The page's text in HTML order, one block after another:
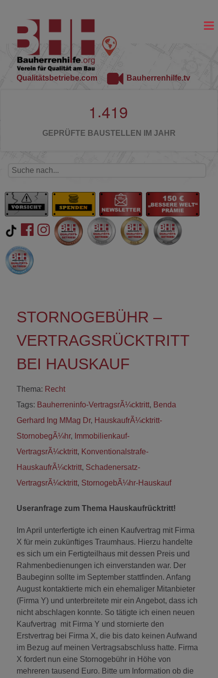
Qualitätsbetriebe.com Bauherrenhilfe.tv
1 .419
GEPRÜFTE BAUSTELLEN IM JAHR
STORNOGEBÜHR –
VERTRAGSRÜCKTRITT
BEI HAUSKAUF
Thema: Recht
Tags: Bauherreninfo-VertragsrÃ¼cktritt, Benda
Gerhard Ing MMag Dr, HauskaufrÃ¼cktritt-
StornobegÃ¼hr, Immobilienkauf-
VertragsrÃ¼cktritt, Konventionalstrafe-
HauskaufrÃ¼cktritt, Schadenersatz-
VertragsrÃ¼cktritt, StornogebÃ¼hr-Hauskauf
Useranfrage zum Thema Hauskaufrücktritt!
Im April unterfertigte ich einen Kaufvertrag mit Firma
X für mein zukünftiges Traumhaus. Hierzu handelte
es sich um ein Fertigteilhaus mit dessen Preis und
Rahmenbedienungen ich einverstanden war. Der
Baubeginn sollte im September stattfinden. Anfang
August kontaktierte mich ein ehemaliger Mitanbieter
(Firma Y) und unterbreitete mir ein Angebot, dass ich
nicht abschlagen konnte. So tätigte ich einen neuen
Kaufvertrag mit Firma Y und stornierte den
Erstvertrag bei Firma X, die bis dato keinen Aufwand
im Bezug auf meinen Vertragsabschluss hatte. Firma
X fordert nun eine Stornogebühr in Höhe von
mehreren tausend Euro. Bitte um Information ob die